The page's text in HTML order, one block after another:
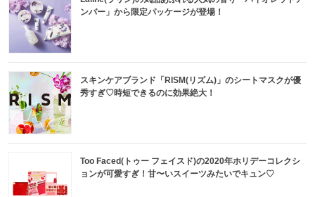
ンバー」から限定パッケージが登場！
スキンケアブランド「RISM(リズム)」のシートマスクが優
秀すぎ♡時短できるのに効果絶大！
Too Faced(トゥー フェイスド)の2020年ホリデーコレクシ
ョンが可愛すぎ！甘〜いスイーツみたいでキュン♡